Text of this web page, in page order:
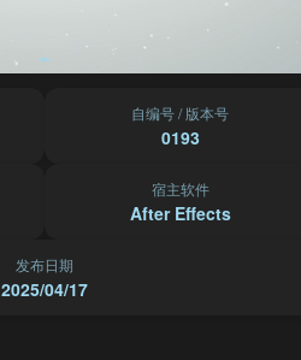
自编号 / 版本号
0193
宿主软件
After Effects
发布日期
2025/04/17